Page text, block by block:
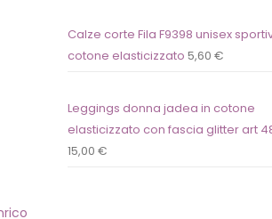
Calze corte Fila F9398 unisex
cotone elasticizzato 5,60 €
Leggings donna jadea in cotone
elasticizzato con fascia glitter art
15,00 €